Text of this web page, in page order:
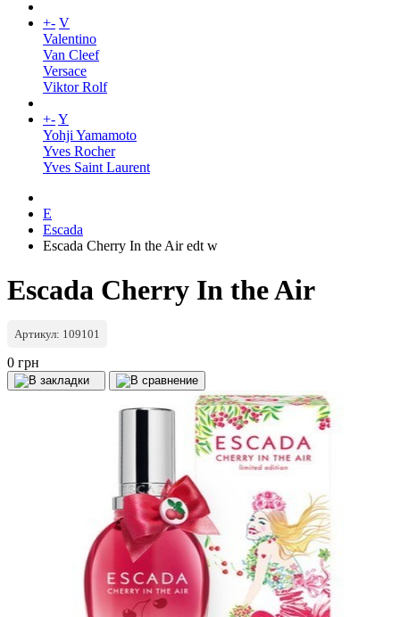
+- V
Valentino
Van Cleef
Versace
Viktor Rolf
+-Y
Yohji Yamamoto
Yves Rocher
Yves Saint Laurent
E
Escada
Escada Cherry In the Air edt w
Escada Cherry In the Air
Артикул: 109101
0 грн